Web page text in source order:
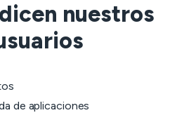
nuestros
de aplicaciones